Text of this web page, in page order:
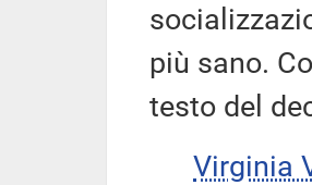
più sano.
testo del
Virginia